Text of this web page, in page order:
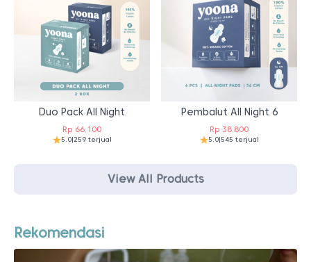
Duo Pack All Night
Rp 66.100
5.0|259 terjual
Pembalut All Night 6
Rp 38.800
5.0|545 terjual
View All Products
Rekomendasi